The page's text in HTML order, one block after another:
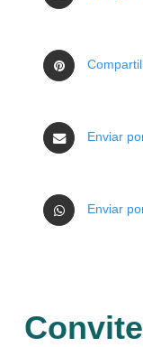
Enviar
Enviar